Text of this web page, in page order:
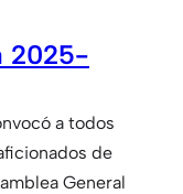
2025-
a todos
de
General